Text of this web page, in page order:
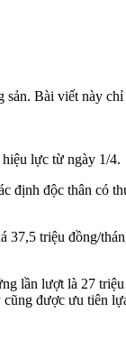
Bài viết này
lực từ ngày 1/4.
độc thân có
37,5 triệu đồng/
lần lượt là 27
được ưu tiên